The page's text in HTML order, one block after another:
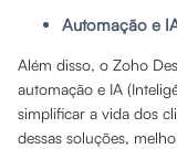
Automação e
Além disso, o Zoho
automação e IA
simplificar a vida dos
dessas soluções,